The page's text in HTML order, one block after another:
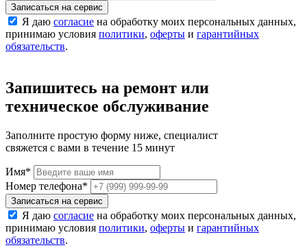
Записаться на сервис
Я даю согласие на обработку моих персональных данных,
принимаю условия политики, оферты и гарантийных
обязательств.
Запишитесь на ремонт или
техническое обслуживание
Заполните простую форму ниже, специалист
свяжется с вами в течение 15 минут
Имя*
Номер телефона*
Записаться на сервис
Я даю согласие на обработку моих персональных данных,
принимаю условия политики, оферты и гарантийных
обязательств.